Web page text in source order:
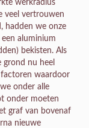
werkradius
veel vertrouwen
hadden we onze
aluminium
bekisten. Als
grond nu heel
factoren waardoor
onder alle
onder moeten
graf van bovenaf
nieuwe